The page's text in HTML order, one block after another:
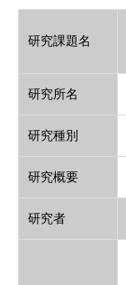
研究課題名
研究所名
研究種別
研究概要
研究者